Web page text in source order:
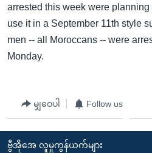
arrested this week were
use it in a September 11th style
men -- all Moroccans -- were
Monday.
မျှဝေပါ Follow us
ဗွီအိုအေ လူမှုကွန်ယက်များ